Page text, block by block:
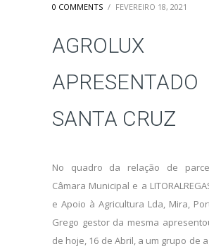
0 COMMENTS / FEVEREIRO 18, 2021
AGROLUX
SANTA CRUZ
No quadro da relação de
Câmara Municipal e a
e Apoio à Agricultura Lda, Mira,
Grego gestor da mesma
de hoje, 16 de Abril, a um grupo de